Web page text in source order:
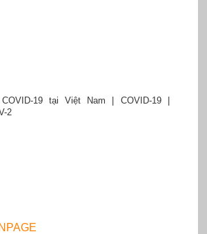
19 tại Việt Nam | COVID-19 |
2